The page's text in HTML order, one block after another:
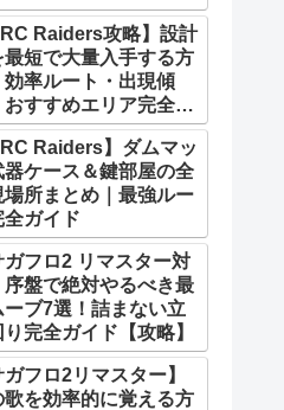
Raiders攻略】設計
最短で大量入手する方
効率ルート・出現傾
おすすめエリア完全ま
Raiders】ダムマッ
器ケース＆鍵部屋の全
場所まとめ｜最強ルー
全ガイド
ガフロ2 リマスター対
序盤で絶対やるべき最
ーブ7選！詰まない立
り完全ガイド【攻略】
ガフロ2リマスター】
歌を効率的に覚える方